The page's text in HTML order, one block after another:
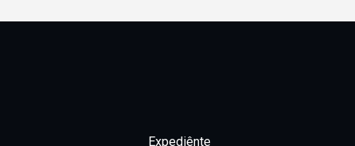
Expediênte